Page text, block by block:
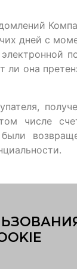
дней с
ли она
числе